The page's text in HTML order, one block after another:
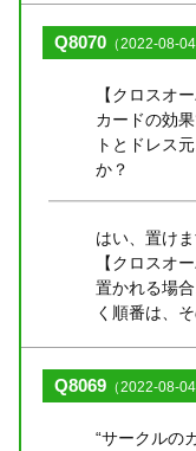
Q8070 （2022-08-04
【クロスオ
カードの効
トとドレス
か？
はい、置けま
【クロスオ
置かれる場
く順番は、
Q8069 （2022-08-04
“サークルの